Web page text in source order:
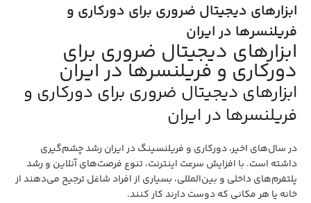
ابزارهای دیجیتال ضروری برای دورکاری و
فریلنسرها در ایران
ابزارهای دیجیتال ضروری برای
دورکاری و فریلنسرها در ایران
ابزارهای دیجیتال ضروری برای دورکاری و
فریلنسرها در ایران
در سال‌های اخیر، دورکاری و فریلنسینگ در ایران رشد چشم‌گیری
داشته است. با افزایش سرعت اینترنت، تنوع فرصت‌های آنلاین و رشد
پلتفرم‌های داخلی و بین‌المللی، بسیاری از افراد شاغل ترجیح می‌دهند از
خانه یا هر مکانی که دوست دارند کار کنند.